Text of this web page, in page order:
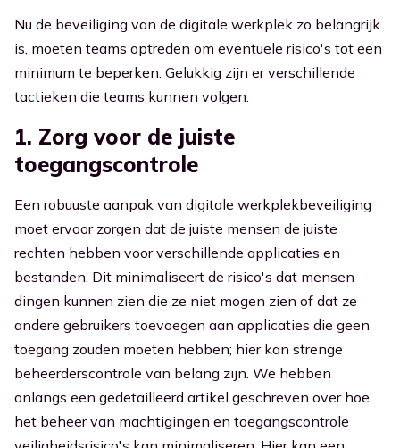
Nu de beveiliging van de digitale werkplek zo belangrijk
is, moeten teams optreden om eventuele risico's tot een
minimum te beperken. Gelukkig zijn er verschillende
tactieken die teams kunnen volgen.
1. Zorg voor de juiste
toegangscontrole
Een robuuste aanpak van digitale werkplekbeveiliging
moet ervoor zorgen dat de juiste mensen de juiste
rechten hebben voor verschillende applicaties en
bestanden. Dit minimaliseert de risico's dat mensen
dingen kunnen zien die ze niet mogen zien of dat ze
andere gebruikers toevoegen aan applicaties die geen
toegang zouden moeten hebben; hier kan strenge
beheerderscontrole van belang zijn. We hebben
onlangs een gedetailleerd artikel geschreven over hoe
het beheer van machtigingen en toegangscontrole